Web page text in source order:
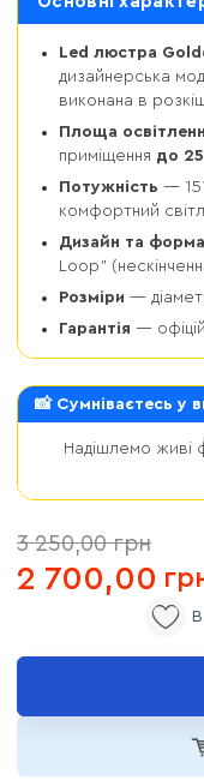
Led люстра
дизайнерська
виконана в
Площа
приміщення до
Потужність —
комфортний
Дизайн та форма
Loop"
Розміри —
Гарантія —
📸 Сумніваєтесь у
Надішлемо живі
3 250,00 грн
2 700,00